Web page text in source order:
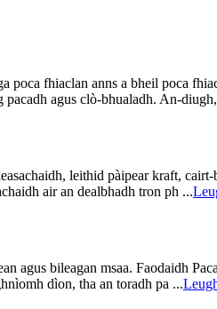
poca fhiaclan anns a bheil poca
agus clò-bhualadh. An-
leithid pàipear kraft,
air an dealbhadh tron ​​​​ph ...
agus bileagan msaa. Faodaidh
dìon, tha an toradh pa ...